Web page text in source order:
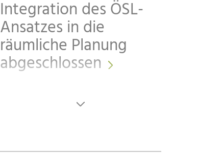
Integration des ÖSL-
Ansatzes in die
räumliche Planung
abgeschlossen